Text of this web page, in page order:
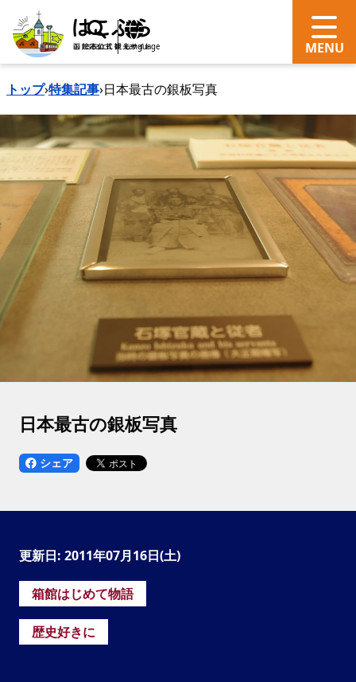
search Language
トップ›特集記事›日本最古の銀板写真
日本最古の銀板写真
シェア
更新日: 2011年07月16日(土)
箱館はじめて物語
歴史好きに